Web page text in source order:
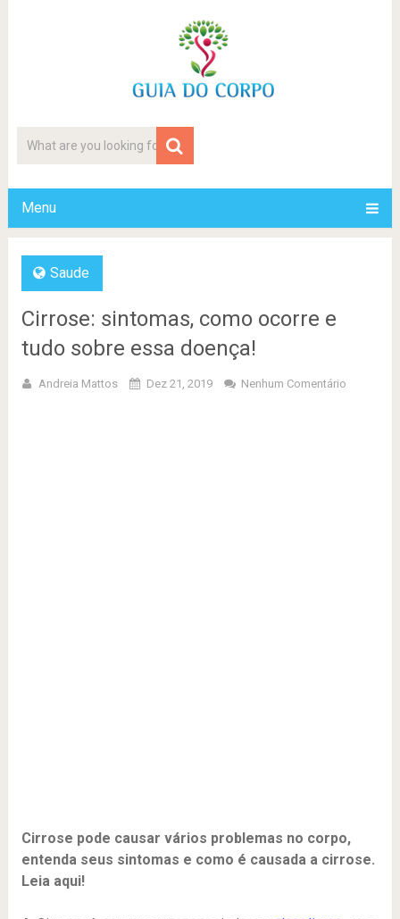
Menu
Saude
Cirrose: sintomas, como ocorre e
tudo sobre essa doença!
Andreia Mattos Dez 21, 2019 Nenhum Comentário
Cirrose pode causar vários problemas no corpo,
entenda seus sintomas e como é causada a cirrose.
Leia aqui!